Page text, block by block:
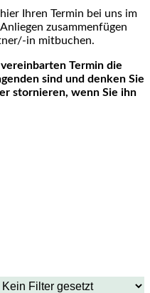
Ihren Termin bei uns im
zusammenfügen
in mitbuchen.
Termin die
sind und denken Sie
stornieren, wenn Sie ihn